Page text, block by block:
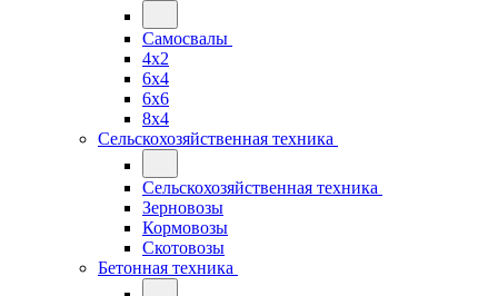
Самосвалы
4x2
6x4
6x6
8x4
Сельскохозяйственная техника
Сельскохозяйственная техника
Зерновозы
Кормовозы
Скотовозы
Бетонная техника